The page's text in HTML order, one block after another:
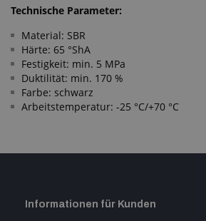
Technische Parameter:
Material: SBR
Härte: 65 °ShA
Festigkeit: min. 5 MPa
Duktilität: min. 170 %
Farbe: schwarz
Arbeitstemperatur: -25 °C/+70 °C
Informationen für Kunden